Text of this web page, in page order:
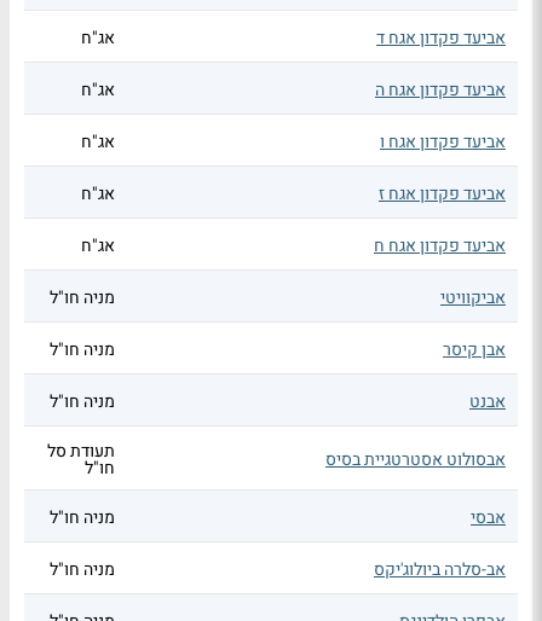
אביעד פקדון אגח ד אג"ח
אביעד פקדון אגח ה אג"ח
אביעד פקדון אגח ו אג"ח
אביעד פקדון אגח ז אג"ח
אביעד פקדון אגח ח אג"ח
אביקוויטי מניה חו"ל
אבן קיסר מניה חו"ל
אבנט מניה חו"ל
אבסולוט אסטרטגיית בסיס תעודת סל
חו"ל
אבסי
מניה חו"ל
אב-סלרה ביולוג'יקס מניה חו"ל